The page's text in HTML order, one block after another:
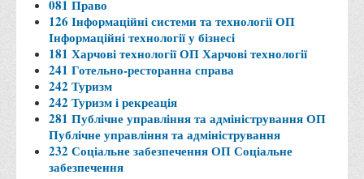
Соціальна реклама
Правила поведінки у разі виявлення вибухонебезпечних
предметів
Протидія торгівлі людьми
Дії населення в умовах надзвичайних ситуацій воєнного
характеру
Правила безпечної поведінки учасників освітнього процесу в
081 Право
126 Інформаційні системи та технології ОП
Інформаційні технології у бізнесі
181 Харчові технології ОП Харчові технології
241 Готельно-ресторанна справа
242 Туризм
242 Туризм і рекреація
281 Публічне управління та адміністрування ОП
Публічне управління та адміністрування
232 Соціальне забезпечення ОП Соціальне
забезпечення